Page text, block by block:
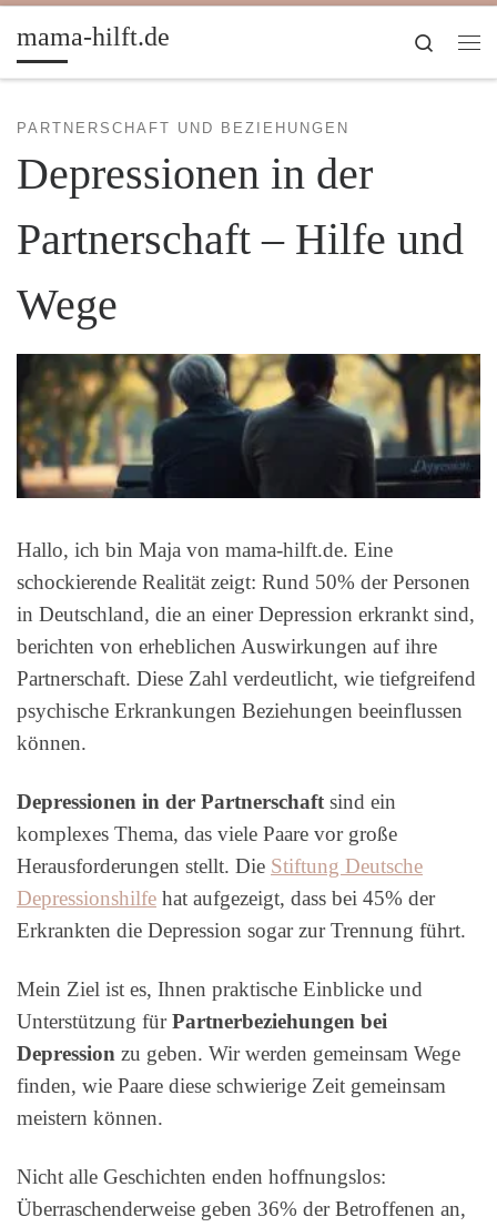
Zum Inhalt springen
mama-hilft.de
Search
PARTNERSCHAFT UND BEZIEHUNGEN
Depressionen in der
Partnerschaft – Hilfe und
Wege
Hallo, ich bin Maja von mama-hilft.de. Eine
schockierende Realität zeigt: Rund 50% der Personen
in Deutschland, die an einer Depression erkrankt sind,
berichten von erheblichen Auswirkungen auf ihre
Partnerschaft. Diese Zahl verdeutlicht, wie tiefgreifend
psychische Erkrankungen Beziehungen beeinflussen
können.
Depressionen in der Partnerschaft sind ein
komplexes Thema, das viele Paare vor große
Herausforderungen stellt. Die Stiftung Deutsche
Depressionshilfe hat aufgezeigt, dass bei 45% der
Erkrankten die Depression sogar zur Trennung führt.
Mein Ziel ist es, Ihnen praktische Einblicke und
Unterstützung fürPartnerbeziehungen bei
Depression zu geben. Wir werden gemeinsam Wege
finden, wie Paare diese schwierige Zeit gemeinsam
meistern können.
Nicht alle Geschichten enden hoffnungslos:
Überraschenderweise geben 36% der Betroffenen an,